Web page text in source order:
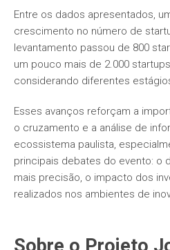
Entre os dados apresentados,
crescimento no número de
levantamento passou de 800
um pouco mais de 2.000
considerando diferentes
Esses avanços reforçam a
o cruzamento e a análise de
ecossistema paulista,
principais debates do evento: o
mais precisão, o impacto dos
realizados nos ambientes de